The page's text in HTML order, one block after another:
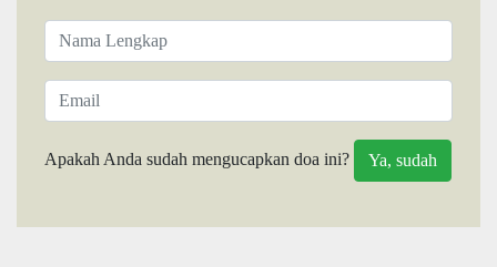
Apakah Anda sudah mengucapkan doa ini?